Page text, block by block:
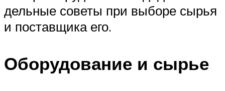
дельные советы при выборе сырья
и поставщика его.
Оборудование и сырье